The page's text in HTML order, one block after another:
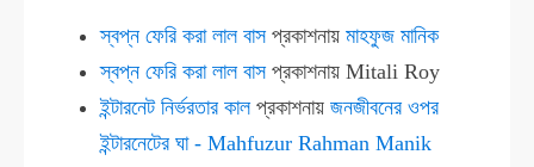
স্বপ্ন ফেরি করা লাল বাসপ্রকাশনায়মাহফুজ মানিক
স্বপ্ন ফেরি করা লাল বাসপ্রকাশনায়Mitali Roy
ইন্টারনেট নির্ভরতার কালপ্রকাশনায়জনজীবনের ওপর
ইন্টারনেটের ঘা - Mahfuzur Rahman Manik